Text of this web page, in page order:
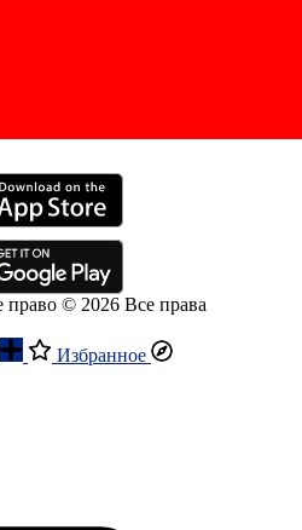
право © 2026 Все права
Избранное